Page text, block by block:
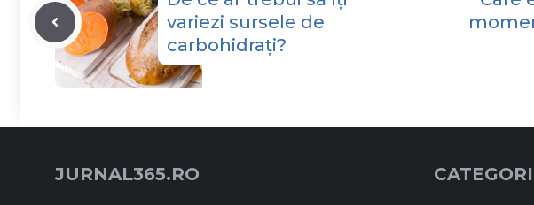
variezi sursele de
carbohidrați?
JURNAL365.RO